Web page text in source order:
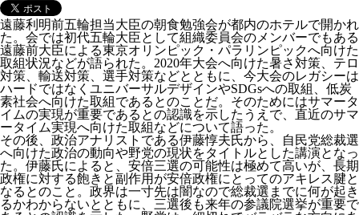
遠藤利明前五輪担当大臣の朝食勉強会が都内のホテルで開かれ
た。会では初代五輪大臣として組織委員会のメンバーでもある
遠藤前大臣による東京オリンピック・パラリンピックへ向けた
取組状況などが語られた。2020年大会へ向けた暑さ対策、テロ
対策、輸送対策、選手対策などとともに、今大会のレガシーは
ハードではなくユニバーサルデザインやSDGsへの取組、低炭
素社会へ向けた取組であるとのことだ。そのためにはサマータ
イムの実現が重要であるとの認識を示したうえで、直近のサマ
ータイム実現へ向けた取組などについて語った。
その後、政治アナリストである伊藤惇夫氏から、自民党総裁選
へ向けた政治の動向や野党の現状をタイトルとした講演となっ
た。伊藤氏によると、安倍三選の可能性は極めて高いが、長期
政権に対する飽きと副作用が安倍政権にとってのアキレス腱と
なるとのこと。政界は一寸先は闇なので総裁選までに何が起き
るかわからないとともに、三選後も来年の参議院選挙が重要で